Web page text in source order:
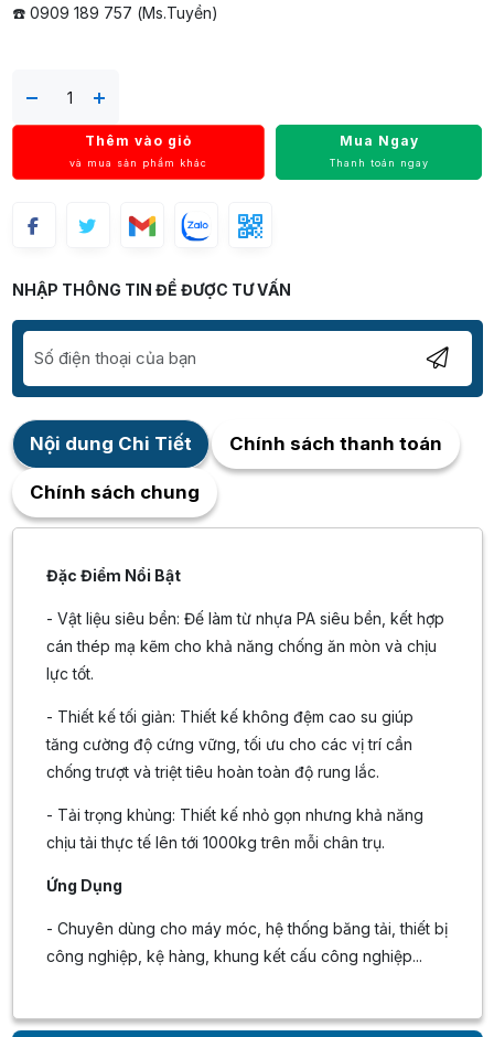
☎️ 0909 189 757 (Ms.Tuyền)
Thêm vào giỏ
và mua sản phẩm khác
Mua Ngay
Thanh toán ngay
NHẬP THÔNG TIN ĐỂ ĐƯỢC TƯ VẤN
Nội dung Chi Tiết Chính sách thanh toán
Chính sách chung
Đặc Điểm Nổi Bật
- Vật liệu siêu bền: Đế làm từ nhựa PA siêu bền, kết hợp
cán thép mạ kẽm cho khả năng chống ăn mòn và chịu
lực tốt.
- Thiết kế tối giản: Thiết kế không đệm cao su giúp
tăng cường độ cứng vững, tối ưu cho các vị trí cần
chống trượt và triệt tiêu hoàn toàn độ rung lắc.
- Tải trọng khủng: Thiết kế nhỏ gọn nhưng khả năng
chịu tải thực tế lên tới 1000kg trên mỗi chân trụ.
Ứng Dụng
- Chuyên dùng cho máy móc, hệ thống băng tải, thiết bị
công nghiệp, kệ hàng, khung kết cấu công nghiệp...